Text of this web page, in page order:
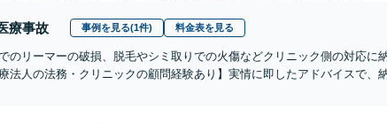
療事故 事例を見る(1件) 料金表を見る
のリーマーの破損、脱毛やシミ取りでの火傷などクリニック側の対応に
法人の法務・クリニックの顧問経験あり】実情に即したアドバイスで、